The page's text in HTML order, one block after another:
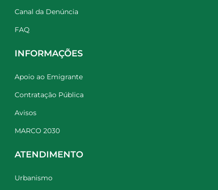
Canal da Denúncia
FAQ
INFORMAÇÕES
Apoio ao Emigrante
Contratação Pública
Avisos
MARCO 2030
ATENDIMENTO
Urbanismo